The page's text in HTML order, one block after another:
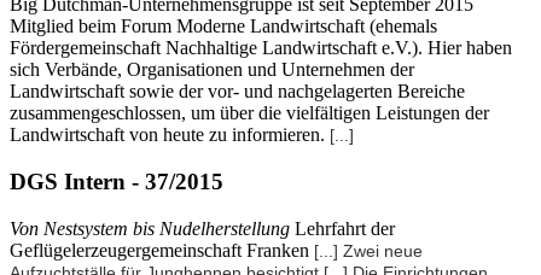
Big Dutchman-Unternehmensgruppe ist seit September 2015
Mitglied beim Forum Moderne Landwirtschaft (ehemals
Fördergemeinschaft Nachhaltige Landwirtschaft e.V.). Hier haben
sich Verbände, Organisationen und Unternehmen der
Landwirtschaft sowie der vor- und nachgelagerten Bereiche
zusammengeschlossen, um über die vielfältigen Leistungen der
Landwirtschaft von heute zu informieren. [...]
DGS Intern - 37/2015
Von Nestsystem bis Nudelherstellung Lehrfahrt der
Geflügelerzeugergemeinschaft Franken [...] Zwei neue